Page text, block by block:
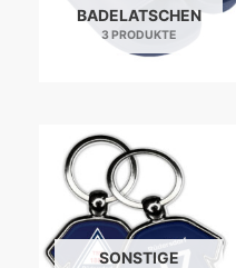
BADELATSCHEN
3 PRODUKTE
SONSTIGE